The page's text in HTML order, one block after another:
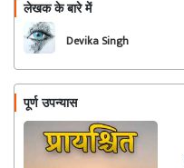
लेखक के बारे में
Devika Singh
पूर्ण उपन्यास